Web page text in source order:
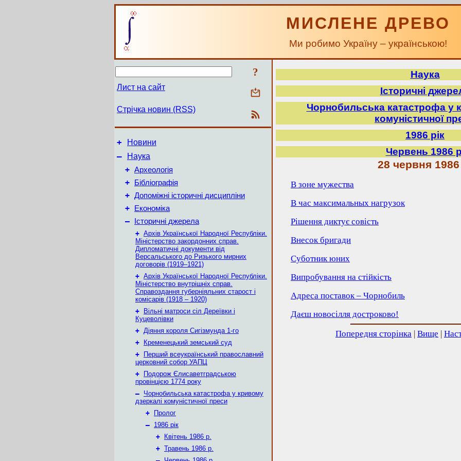
МИСЛЕНЕ ДРЕВО
Ми робимо Україну – українською!
?
Лист на сайт
Стрічка новин (RSS)
+ Новини
–
Наука
+ Археологія
+ Бібліографія
+ Допоміжні історичні дисципліни
+ Економіка
– Історичні джерела
+ Архів Української Народної Республіки.
Міністерство закордонних справ.
Дипломатичні документи від
Версальського до Ризького мирних
договорів (1919–1921)
+ Архів Української Народної Республіки.
Міністерство внутрішніх справ.
Справоздання губерніяльних старост і
комісарів (1918 – 1920)
+
Вільні матроси сіл Дереївки і
Куцеволівки
+ Діяння короля Сигізмунда 1-го
+
Кременецький земський суд
+
Перший всеукраїнський православний
церковний собор УАПЦ
+
Подорож Єлисаветградською
провінцією 1774 року
– Чорнобильська катастрофа у кривому
дзеркалі комуністичної преси
+
Пролог
– 1986 рік
+
Квітень 1986 р.
+ Травень 1986 р.
Наука
Історичні
Чорнобильська катастрофа у
комуністичної
1986 рік
Червень 1986
28 червня
В зоне мужества
В час максимальных нагрузок
Рішення диктує совість
Внесок бригади
Суботник юних
Випробування на стійкість
Адреса поставок – Чорнобиль
Даєш новосілля достроково!
Попередня сторінка | Вище |